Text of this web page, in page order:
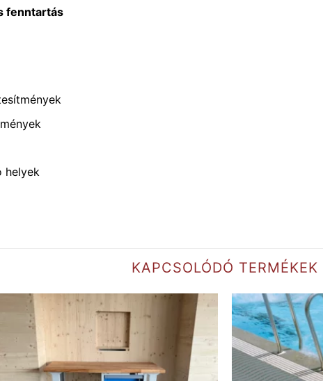
fenntartás
helyek
KAPCSOLÓDÓ TERMÉKEK